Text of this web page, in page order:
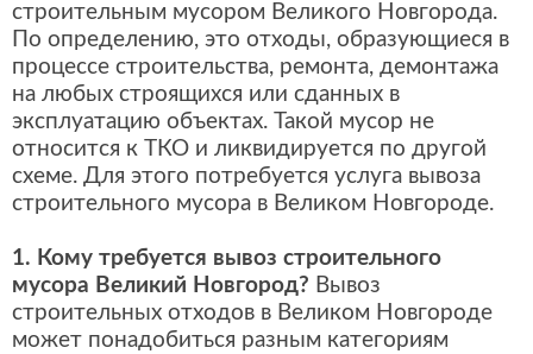
строительным мусором Великого Новгорода.
По определению, это отходы, образующиеся в
процессе строительства, ремонта, демонтажа
на любых строящихся или сданных в
эксплуатацию объектах. Такой мусор не
относится к ТКО и ликвидируется по другой
схеме. Для этого потребуется услуга вывоза
строительного мусора в Великом Новгороде.
1. Кому требуется вывоз строительного
мусора Великий Новгород? Вывоз
строительных отходов в Великом Новгороде
может понадобиться разным категориям